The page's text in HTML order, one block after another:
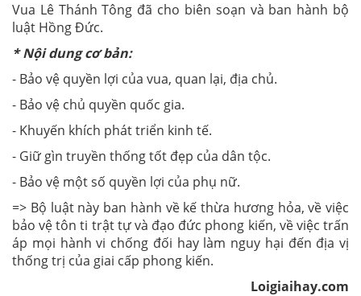
Vua Lê Thánh Tông đã cho biên soạn và ban hành bộ
luật Hồng Đức.
* Nội dung cơ bản:
- Bảo vệ quyền lợi của vua, quan lại, địa chủ.
- Bảo vệ chủ quyền quốc gia.
- Khuyến khích phát triển kinh tế.
- Giữ gìn truyền thống tốt đẹp của dân tộc.
- Bảo vệ một số quyền lợi của phụ nữ.
=> Bộ luật này ban hành về kế thừa hương hỏa, về việc
bảo vệ tôn ti trật tự và đạo đức phong kiến, về việc trấn
áp mọi hành vi chống đối hay làm nguy hại đến địa vị
thống trị của giai cấp phong kiến.
Loigiaihay.com